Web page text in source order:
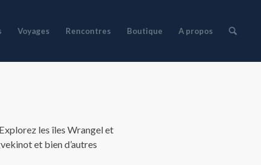
Voyages Rencontres Boutique A propos
les îles Wrangel et
et bien d’autres